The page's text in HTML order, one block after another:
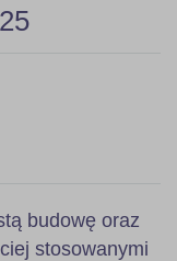
budowę oraz
stosowanymi